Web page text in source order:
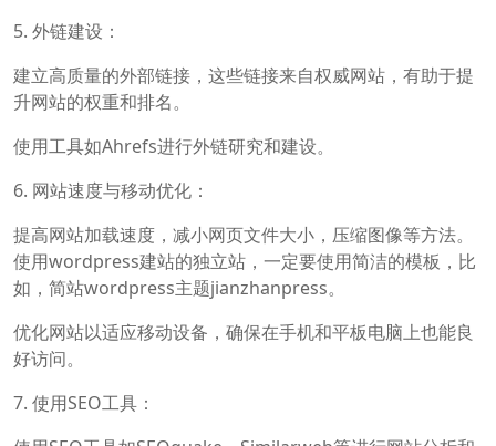
5. 外链建设：
建立高质量的外部链接，这些链接来自权威网站，有助于提
升网站的权重和排名。
使用工具如Ahrefs进行外链研究和建设。
6. 网站速度与移动优化：
提高网站加载速度，减小网页文件大小，压缩图像等方法。
使用wordpress建站的独立站，一定要使用简洁的模板，比
如，简站wordpress主题jianzhanpress。
优化网站以适应移动设备，确保在手机和平板电脑上也能良
好访问。
7. 使用SEO工具：